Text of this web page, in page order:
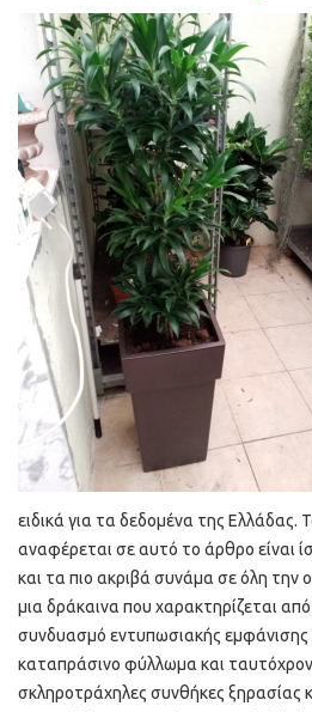
ειδικά για τα δεδομένα της Ελλάδας.
αναφέρεται σε αυτό το άρθρο είναι
και τα πιο ακριβά συνάμα σε όλη την
μια δράκαινα που χαρακτηρίζεται
συνδυασμό εντυπωσιακής εμφάνισης
καταπράσινο φύλλωμα και
σκληροτράχηλες συνθήκες ξηρασίας